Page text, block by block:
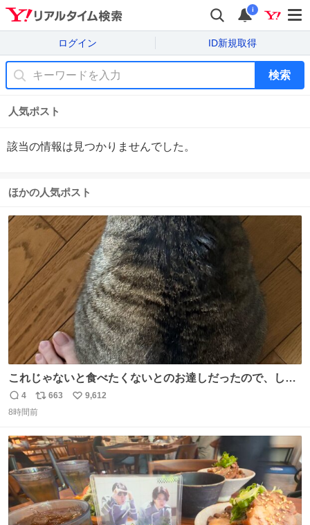
i
ログイン ID新規取得
検索
人気ポスト
該当の情報は見つかりませんでした。
ほかの人気ポスト
これじゃないと食べたくないとのお達しだったので、しっ
ぽ置き場係になっている
返
信
4
リ
ポ
ト
数
663
い
数
9,612
8時間前